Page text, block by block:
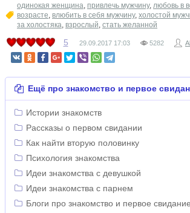
одинокая женщина, привлечь мужчину, любовь в
возрасте, влюбить в себя мужчину, холостой
за холостяка, взрослый, стать желанной
5 29.09.2017 17:03 5282
Ещё про знакомство и первое
Истории знакомств
Рассказы о первом свидании
Как найти вторую половинку
Психология знакомства
Идеи знакомства с девушкой
Идеи знакомства с парнем
Блоги про знакомство и первое свидание